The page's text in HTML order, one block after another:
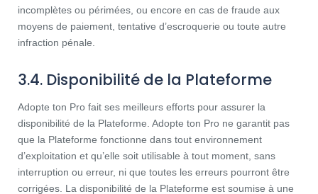
incomplètes ou périmées, ou encore en cas de fraude aux
moyens de paiement, tentative d’escroquerie ou toute autre
infraction pénale.
3.4. Disponibilité de la Plateforme
Adopte ton Pro fait ses meilleurs efforts pour assurer la
disponibilité de la Plateforme. Adopte ton Pro ne garantit pas
que la Plateforme fonctionne dans tout environnement
d’exploitation et qu’elle soit utilisable à tout moment, sans
interruption ou erreur, ni que toutes les erreurs pourront être
corrigées. La disponibilité de la Plateforme est soumise à une